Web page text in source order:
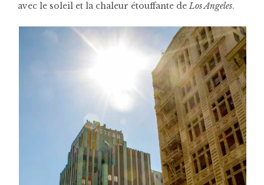
avec le soleil et la chaleur étouffante deLos Angeles.